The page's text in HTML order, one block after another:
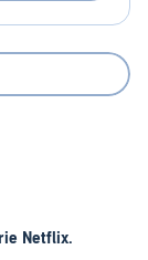
Netflix.